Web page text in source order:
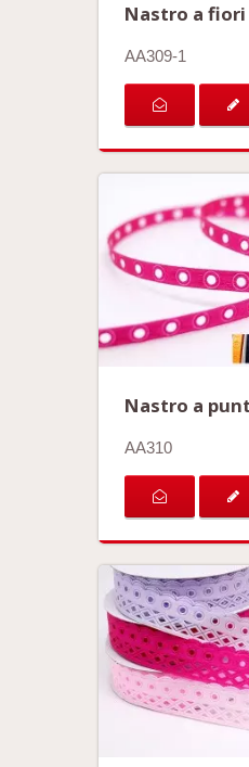
Nastro a
AA309-1
Nastro a
AA310